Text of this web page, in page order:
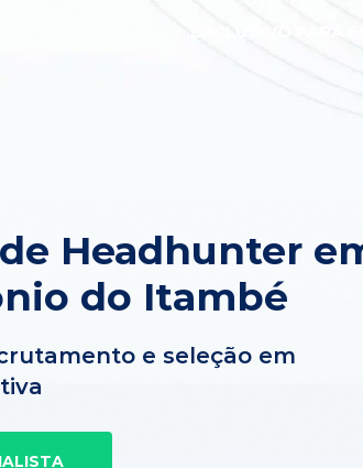
Headhunter
do Itambé
e seleção em